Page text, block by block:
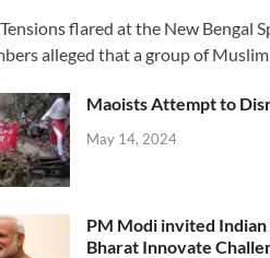
flared at the New Bengal
alleged that a group of
Maoists Attempt to
May 14, 2024
PM Modi invited
Bharat Innovate